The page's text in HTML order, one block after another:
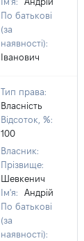
По батькові
(за
наявності):
Іванович
Тип права:
Власність
Відсоток, %:
100
Власник:
Прізвище:
Шевкенич
Ім'я:
Андрій
По батькові
(за
наявності):